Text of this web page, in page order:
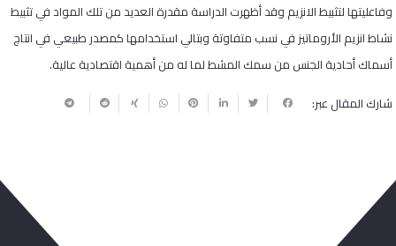
وفاعليتها لتثبيط الانزيم وقد أظهرت الدراسة مقدرة العديد من تلك المواد في تثبيط
نشاط انزيم الأروماتيز في نسب متفاوتة وبتالي استخدامها كمصدر طبيعي في انتاج
أسماك أحادية الجنس من سمك المشط لما له من أهمية اقتصادية عالية.
شارك المقال عبر: